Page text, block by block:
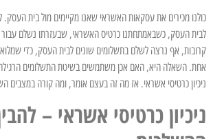
כולנו מכירים את עסקאות האשראי שאנו מקיימים מול בית העסק.
לבית העסק, כשבאמתחתנו כרטיס האשראי, שבעזרתו נשלם עבור
קרובות, אף נרצה לשלם בתשלומים שונים לבית העסק, כדי
אחת. השאלה היא, האם אכן משתמשים בשיטת התשלומים
ניכיון כרטיסי אשראי. אז מה זה בעצם אומר, ומה קורה במצבים
ניכיון כרטיסי אשראי –